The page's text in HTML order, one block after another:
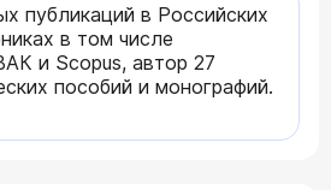
публикаций в Российских
в том числе
и Sсopus, автор 27
пособий и монографий.